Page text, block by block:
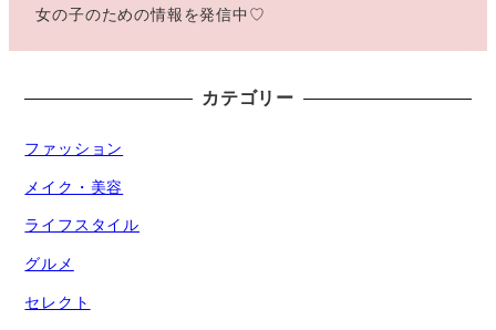
女の子のための情報を発信中♡
カテゴリー
ファッション
メイク・美容
ライフスタイル
グルメ
セレクト